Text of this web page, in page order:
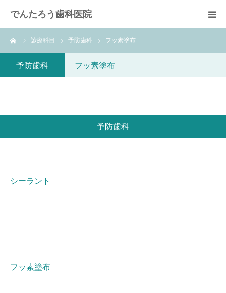
でんたろう歯科医院
診療科目 予防歯科 フッ素塗布
予防歯科 フッ素塗布
予防歯科
シーラント
フッ素塗布
医院概要
診療メニュー